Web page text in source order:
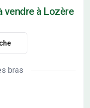
vendre à Lozère
bras